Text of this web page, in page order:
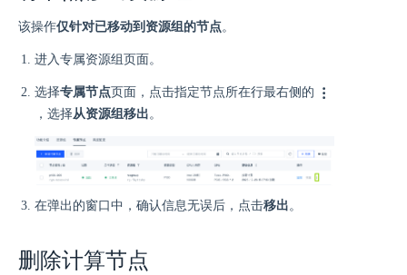
该操作仅针对已移动到资源组的节点。
进入专属资源组页面。
选择专属节点页面，点击指定节点所在行最右侧的
，选择从资源组移出 。
在弹出的窗口中，确认信息无误后，点击移出。
删除计算节点